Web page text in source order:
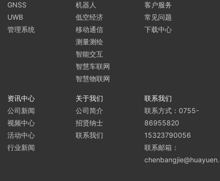
GNSS
UWB
管理系统
机器人
低空经济
移动通信
测量测绘
智能交互
智慧车联网
智慧物联网
客户服务
常见问题
下载中心
资讯中心
公司新闻
视频中心
活动中心
行业新闻
关于我们
公司简介
招贤纳士
联系我们
联系我们
联系方式：0755-
86955820
15323790056
联系邮箱：